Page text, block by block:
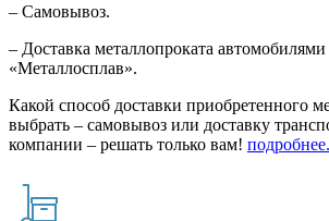
– Самовывоз.
– Доставка металлопроката
«Металлосплав».
Какой способ доставки приобретенного
выбрать – самовывоз или доставку
компании – решать только вам!